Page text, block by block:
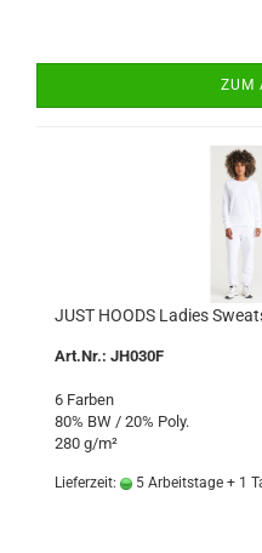
ZUM
JUST HOODS Ladies
Art.Nr.: JH030F
6 Farben
80% BW / 20% Poly.
280 g/m²
Lieferzeit: 5 Arbeitstage + 1